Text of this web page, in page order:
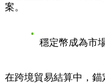
案。
穩定幣成為市
在跨境貿易結算中，